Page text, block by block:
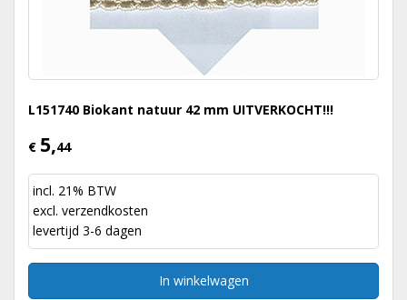
L151740 Biokant natuur 42 mm UITVERKOCHT!!!
€ 5,44
incl. 21% BTW
excl. verzendkosten
levertijd 3-6 dagen
In winkelwagen